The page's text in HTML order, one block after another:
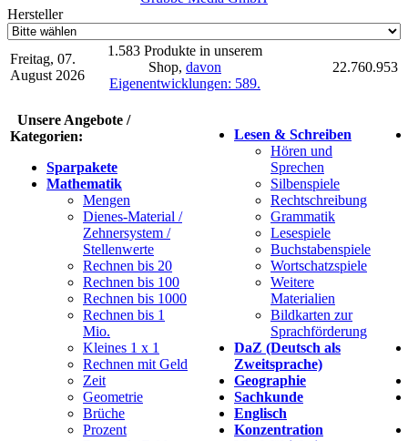
Hersteller
Freitag, 07.
August 2026
1.583 Produkte in unserem
Shop, davon
Eigenentwicklungen: 589.
22.760.953
Unsere Angebote /
Kategorien:
Sparpakete
Mathematik
Mengen
Dienes-Material /
Zehnersystem /
Stellenwerte
Rechnen bis 20
Rechnen bis 100
Rechnen bis 1000
Rechnen bis 1
Mio.
Kleines 1 x 1
Rechnen mit Geld
Zeit
Geometrie
Brüche
Prozent
Lesen & Schreiben
Hören und
Sprechen
Silbenspiele
Rechtschreibung
Grammatik
Lesespiele
Buchstabenspiele
Wortschatzspiele
Weitere
Materialien
Bildkarten zur
Sprachförderung
DaZ (Deutsch als
Zweitsprache)
Geographie
Sachkunde
Englisch
Konzentration